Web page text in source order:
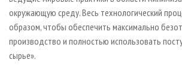
окружающую среду. Весь технологический
образом, чтобы обеспечить максимально
производство и полностью использовать
сырье».